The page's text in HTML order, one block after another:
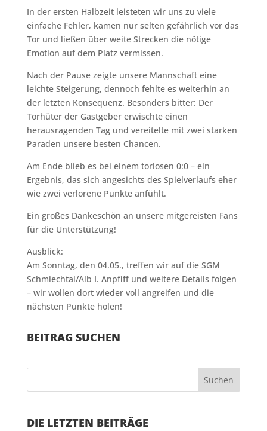
In der ersten Halbzeit leisteten wir uns zu viele
einfache Fehler, kamen nur selten gefährlich vor das
Tor und ließen über weite Strecken die nötige
Emotion auf dem Platz vermissen.
Nach der Pause zeigte unsere Mannschaft eine
leichte Steigerung, dennoch fehlte es weiterhin an
der letzten Konsequenz. Besonders bitter: Der
Torhüter der Gastgeber erwischte einen
herausragenden Tag und vereitelte mit zwei starken
Paraden unsere besten Chancen.
Am Ende blieb es bei einem torlosen 0:0 – ein
Ergebnis, das sich angesichts des Spielverlaufs eher
wie zwei verlorene Punkte anfühlt.
Ein großes Dankeschön an unsere mitgereisten Fans
für die Unterstützung!
Ausblick:
Am Sonntag, den 04.05., treffen wir auf die SGM
Schmiechtal/Alb I. Anpfiff und weitere Details folgen
– wir wollen dort wieder voll angreifen und die
nächsten Punkte holen!
BEITRAG SUCHEN
Suchen
DIE LETZTEN BEITRÄGE